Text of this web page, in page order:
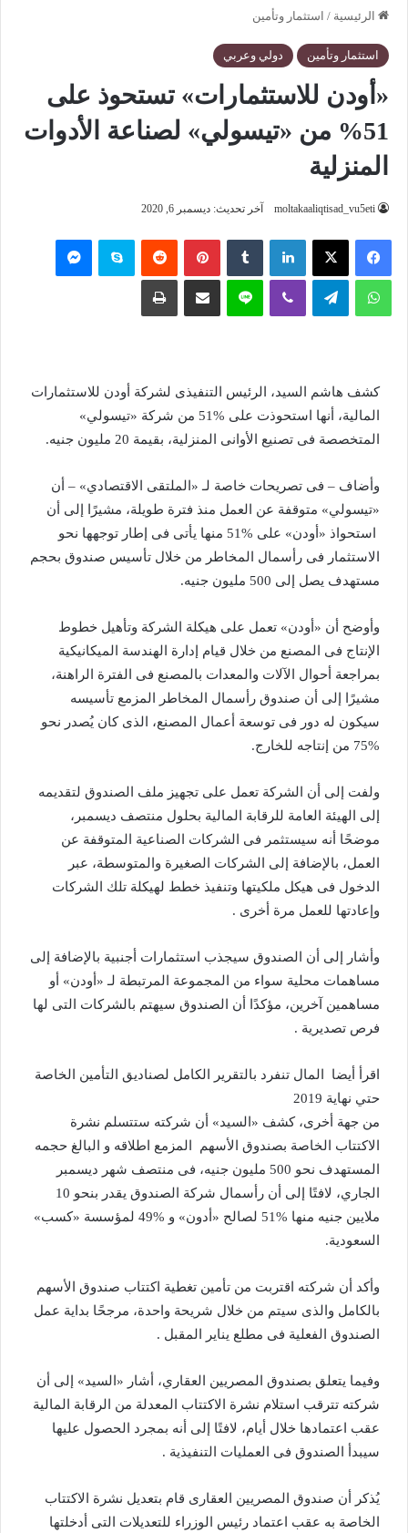
الرئيسية / استثمار وتأمين
استثمار وتأمين دولي وعربي
«أودن للاستثمارات» تستحوذ على
51% من «تيسولي» لصناعة الأدوات
المنزلية
moltakaaliqtisad_vu5eti آخر تحديث: ديسمبر 6, 2020
فيسبوك ‫X لينكدإن بينتيريست سكايب
واتساب تيلقرام لاين
كشف هاشم السيد، الرئيس التنفيذى لشركة أودن للاستثمارات
المالية، أنها استحوذت على %51 من شركة «تيسولي»
المتخصصة فى تصنيع الأوانى المنزلية، بقيمة 20 مليون جنيه.
وأضاف – فى تصريحات خاصة لـ «الملتقى الاقتصادي» – أن
«تيسولي» متوقفة عن العمل منذ فترة طويلة، مشيرًا إلى أن
استحواذ «أودن» على %51 منها يأتى فى إطار توجهها نحو
الاستثمار فى رأسمال المخاطر من خلال تأسيس صندوق بحجم
مستهدف يصل إلى 500 مليون جنيه.
وأوضح أن «أودن» تعمل على هيكلة الشركة وتأهيل خطوط
الإنتاج فى المصنع من خلال قيام إدارة الهندسة الميكانيكية
بمراجعة أحوال الآلات والمعدات بالمصنع فى الفترة الراهنة،
مشيرًا إلى أن صندوق رأسمال المخاطر المزمع تأسيسه
سيكون له دور فى توسعة أعمال المصنع، الذى كان يُصدر نحو
%75 من إنتاجه للخارج.
ولفت إلى أن الشركة تعمل على تجهيز ملف الصندوق لتقديمه
إلى الهيئة العامة للرقابة المالية بحلول منتصف ديسمبر،
موضحًا أنه سيستثمر فى الشركات الصناعية المتوقفة عن
العمل، بالإضافة إلى الشركات الصغيرة والمتوسطة، عبر
الدخول فى هيكل ملكيتها وتنفيذ خطط لهيكلة تلك الشركات
وإعادتها للعمل مرة أخرى .
وأشار إلى أن الصندوق سيجذب استثمارات أجنبية بالإضافة إلى
مساهمات محلية سواء من المجموعة المرتبطة لـ «أودن» أو
مساهمين آخرين، مؤكدًا أن الصندوق سيهتم بالشركات التى لها
فرص تصديرية .
اقرأ أيضا
المال تنفرد بالتقرير الكامل لصناديق التأمين الخاصة
حتي نهاية 2019
من جهة أخرى، كشف «السيد» أن شركته ستتسلم نشرة
الاكتتاب الخاصة بصندوق الأسهم المزمع اطلاقه و البالغ حجمه
المستهدف نحو 500 مليون جنيه، فى منتصف شهر ديسمبر
الجاري، لافتًا إلى أن رأسمال شركة الصندوق يقدر بنحو 10
ملايين جنيه منها %51 لصالح «أدون» و %49 لمؤسسة «كسب»
السعودية.
وأكد أن شركته اقتربت من تأمين تغطية اكتتاب صندوق الأسهم
بالكامل والذى سيتم من خلال شريحة واحدة، مرجحًا بداية عمل
الصندوق الفعلية فى مطلع يناير المقبل .
وفيما يتعلق بصندوق المصريين العقاري، أشار «السيد» إلى أن
شركته تترقب استلام نشرة الاكتتاب المعدلة من الرقابة المالية
عقب اعتمادها خلال أيام، لافتًا إلى أنه بمجرد الحصول عليها
سيبدأ الصندوق فى العمليات التنفيذية .
يُذكر أن صندوق المصريين العقارى قام بتعديل نشرة الاكتتاب
الخاصة به عقب اعتماد رئيس الوزراء للتعديلات التى أدخلتها